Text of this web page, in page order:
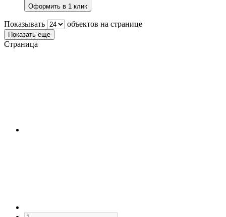
Оформить в 1 клик
Показывать объектов на странице
Показать еще
Страница